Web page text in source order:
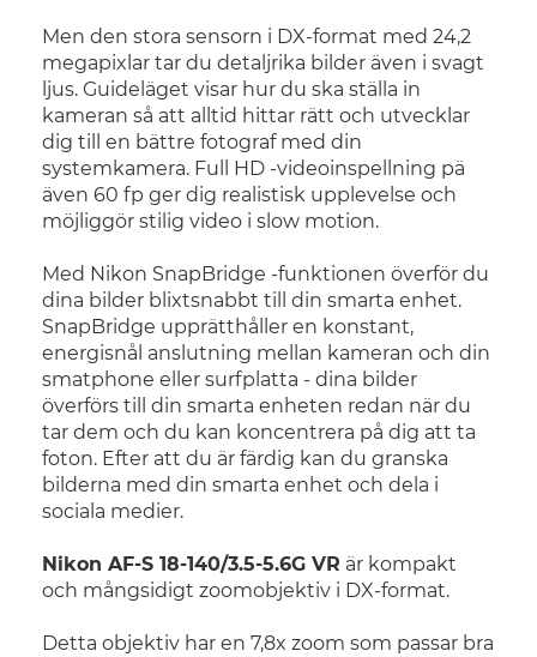
Men den stora sensorn i DX-format med 24,2
megapixlar tar du detaljrika bilder även i svagt
ljus. Guideläget visar hur du ska ställa in
kameran så att alltid hittar rätt och utvecklar
dig till en bättre fotograf med din
systemkamera. Full HD -videoinspellning pä
även 60 fp ger dig realistisk upplevelse och
möjliggör stilig video i slow motion.
Med Nikon SnapBridge -funktionen överför du
dina bilder blixtsnabbt till din smarta enhet.
SnapBridge upprätthåller en konstant,
energisnål anslutning mellan kameran och din
smatphone eller surfplatta - dina bilder
överförs till din smarta enheten redan när du
tar dem och du kan koncentrera på dig att ta
foton. Efter att du är färdig kan du granska
bilderna med din smarta enhet och dela i
sociala medier.
Nikon AF-S 18-140/3.5-5.6G VR är kompakt
och mångsidigt zoomobjektiv i DX-format.
Detta objektiv har en 7,8x zoom som passar bra